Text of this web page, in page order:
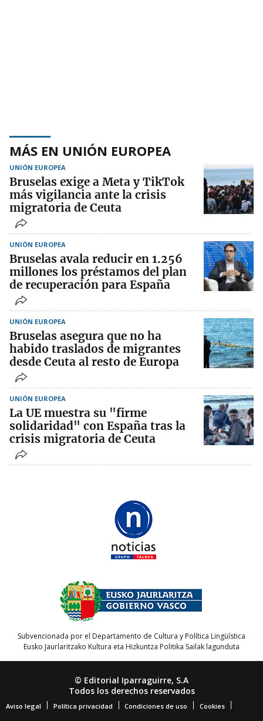
MÁS EN UNIÓN EUROPEA
UNIÓN EUROPEA
Bruselas exige a Meta y TikTok
más vigilancia ante la crisis
migratoria de Ceuta
UNIÓN EUROPEA
Bruselas avala reducir en 1.256
millones los préstamos del plan
de recuperación para España
UNIÓN EUROPEA
Bruselas asegura que no ha
habido traslados de migrantes
desde Ceuta al resto de Europa
UNIÓN EUROPEA
La UE muestra su "firme
solidaridad" con España tras la
crisis migratoria de Ceuta
Subvencionada por el Departamento de Cultura y Política Lingüística
Eusko Jaurlaritzako Kultura eta Hizkuntza Politika Sailak lagunduta
© Editorial Iparraguirre, S.A
Todos los derechos reservados
Aviso legal Política privacidad Condiciones de uso Cookies